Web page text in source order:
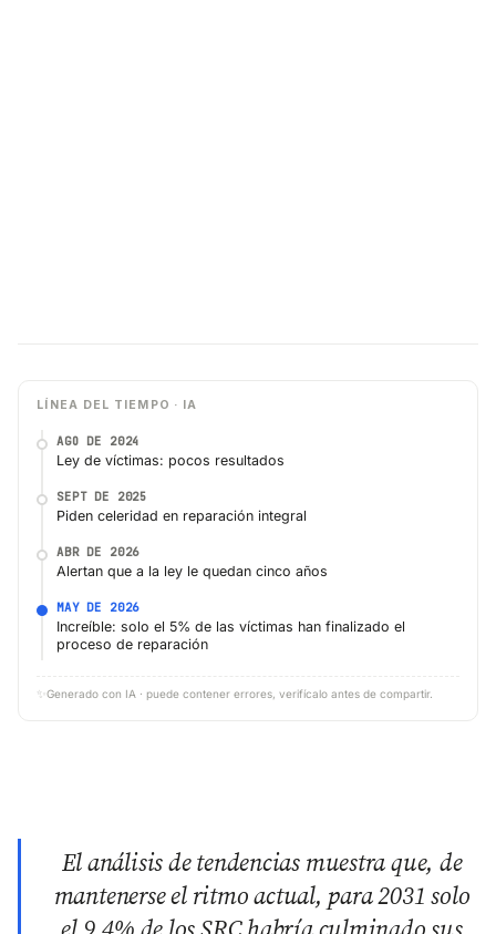
LÍNEA DEL TIEMPO · IA
AGO DE 2024
Ley de víctimas: pocos resultados
SEPT DE 2025
Piden celeridad en reparación integral
ABR DE 2026
Alertan que a la ley le quedan cinco años
MAY DE 2026
Increíble: solo el 5% de las víctimas han finalizado el
proceso de reparación
✨ Generado con IA · puede contener errores, verifícalo antes de compartir.
El análisis de tendencias muestra que, de
mantenerse el ritmo actual, para 2031 solo